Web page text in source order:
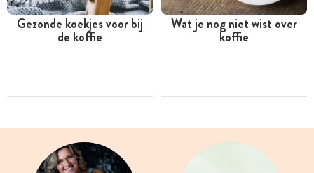
Gezonde koekjes voor bij
de koffie
Wat je nog niet wist over
koffie